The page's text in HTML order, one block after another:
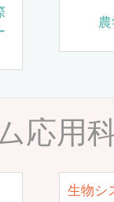
応用
生物シ